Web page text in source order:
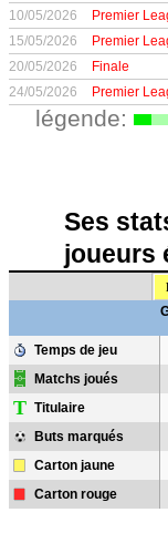
10/05/2026
Premier
15/05/2026
Premier
20/05/2026
Finale
24/05/2026
Premier
légende:
Ses
joueurs
Temps de jeu
Matchs joués
T Titulaire
Buts marqués
Carton jaune
Carton rouge